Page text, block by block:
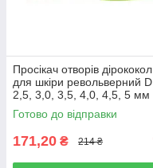
Просікач отворів дірококол
для шкіри револьверний D
2,5, 3,0, 3,5, 4,0, 4,5, 5 мм
Готово до відправки
171,20 ₴ 214 ₴